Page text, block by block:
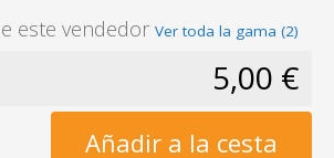
este vendedor Ver toda la gama (2)
5,00 €
Añadir a la cesta